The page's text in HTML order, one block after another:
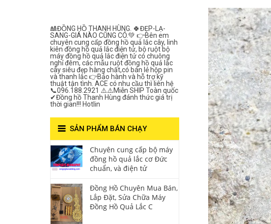
🎎ĐỒNG HỒ THANH HÙNG. 🍀ĐẸP-LẠ-
SANG-GIÁ NÀO CŨNG CÓ.💚 👉Bên em
chuyên cung cấp đồng hồ quả lắc cây, linh
kiên đồng hồ quả lắc điện tử, bộ ruột bộ
máy đồng hồ quả lắc điện tử có chuông
nghỉ đêm, các mẫu ruột đồng hồ quả lắc
cây siêu đẹp hàng chất,có bán lẻ hộp pin
và thanh lắc 👉Bảo hành và hỗ trợ kỹ
thuật tận tình. ACE có nhu cầu thì liên hệ
📞096.188.2921 ⚠️⚠️Miễn SHIP Toàn quốc
✔Đồng hồ Thanh Hùng đánh thức giá trị
thời gian!!! Hotlin
SẢN PHẨM BÁN CHẠY
Chuyên cung cấp bộ máy
đồng hồ quả lắc cơ Đức
chuẩn, và điện tử
Đồng Hồ Chuyên Mua Bán,
Lắp Đặt, Sửa Chữa Máy
Đồng Hồ Quả Lắc C